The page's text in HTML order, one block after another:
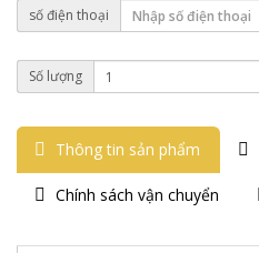
số điện thoại
Số lượng
Thông tin sản phẩm
Chính sách vận chuyển